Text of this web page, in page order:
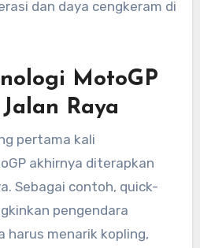
dan daya cengkeram di
MotoGP
Raya
pertama kali
akhirnya diterapkan
Sebagai contoh, quick-
pengendara
harus menarik kopling,